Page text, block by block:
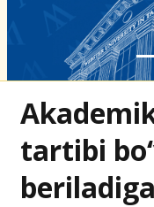
tartibi